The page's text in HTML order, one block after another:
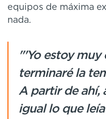
equipos de máxima
nada.
"'Yo estoy
terminaré la
A partir de ahí,
igual lo que